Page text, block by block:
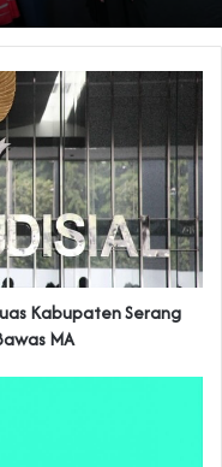
Kabupaten Serang
MA